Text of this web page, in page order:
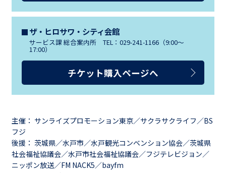
ザ・ヒロサワ・シティ会館
サービス課 総合案内所 TEL：029-241-1166（9:00～
17:00）
チケット購入ページへ
主催： サンライズプロモーション東京／サクラサクライフ／BS
フジ
後援： 茨城県／水戸市／水戸観光コンベンション協会／茨城県
社会福祉協議会／水戸市社会福祉協議会／フジテレビジョン／
ニッポン放送／FM NACK5／bayfm